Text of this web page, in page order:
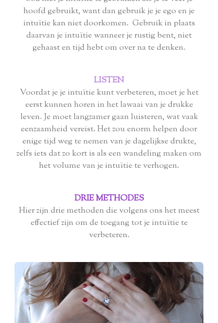
hoofd gebruikt, want dan gebruik je je ego en je
intuïtie kan niet doorkomen. Gebruik in plaats
daarvan je intuïtie wanneer je rustig bent, niet
gehaast en tijd hebt om over na te denken.
LISTEN
Voordat je je intuïtie kunt verbeteren, moet je het
eerst kunnen horen in het lawaai van je drukke
leven. Je moet langzamer gaan luisteren, wat vaak
eenzaamheid vereist. Het zou enorm helpen door
enige tijd weg te nemen van je dagelijkse drukte,
zelfs iets dat zo kort is als een wandeling maken om
het volume van je intuïtie te verhogen.
DRIE METHODES
Hier zijn drie methoden die volgens ons het meest
effectief zijn om de toegang tot je intuïtie te
verbeteren.